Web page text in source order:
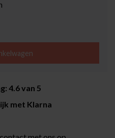
4.6 van 5
met Klarna